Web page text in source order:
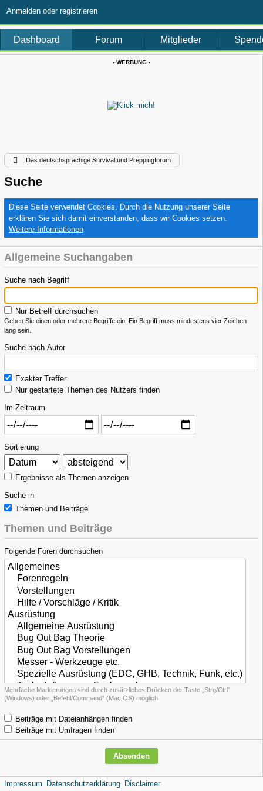
Anmelden oder registrieren
Dashboard Forum Mitglieder
- WERBUNG -
Das deutschsprachige Survival und Preppingforum
Suche
Diese Seite verwendet Cookies. Durch die Nutzung unserer Seite
erklären Sie sich damit einverstanden, dass wir Cookies setzen.
Weitere Informationen
Allgemeine Suchangaben
Suche nach Begriff
Nur Betreff durchsuchen
Geben Sie einen oder mehrere Begriffe ein. Ein Begriff muss mindestens vier Zeichen
lang sein.
Suche nach Autor
Exakter Treffer
Nur gestartete Themen des Nutzers finden
Im Zeitraum
Sortierung
Ergebnisse als Themen anzeigen
Suche in
Themen und Beiträge
Themen und Beiträge
Folgende Foren durchsuchen
Mehrfache Markierungen sind durch zusätzliches Drücken der Taste „Strg/Ctrl“
(Windows) oder „Befehl/Command“ (Mac OS) möglich.
Beiträge mit Dateianhängen finden
Beiträge mit Umfragen finden
Impressum Datenschutzerklärung Disclaimer